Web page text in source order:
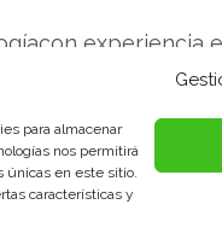
para almacenar
nos permitirá
únicas en este sitio.
características y
experiencia